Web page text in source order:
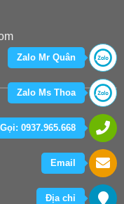
Zalo Mr Quân
Zalo Ms Thoa
Gọi: 0937.965.668
Email
Địa chỉ